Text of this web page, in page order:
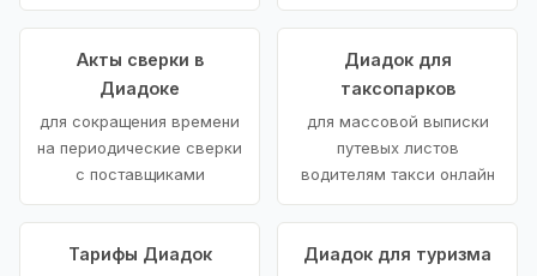
Акты сверки в
Диадоке
для сокращения времени
на периодические сверки
с поставщиками
Диадок для
таксопарков
для массовой выписки
путевых листов
водителям такси онлайн
Тарифы Диадок Диадок для туризма